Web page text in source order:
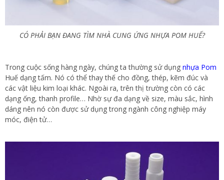
CÓ PHẢI BẠN ĐANG TÌM NHÀ CUNG ỨNG NHỰA POM HUẾ?
Trong cuộc sống hàng ngày, chúng ta thường sử dụng nhựa Pom
Huế dạng tấm. Nó có thể thay thế cho đồng, thép, kẽm đúc và
các vật liệu kim loại khác. Ngoài ra, trên thị trường còn có các
dạng ống, thanh profile… Nhờ sự đa dạng về size, màu sắc, hình
dáng nên nó còn được sử dụng trong ngành công nghiệp máy
móc, điện tử…